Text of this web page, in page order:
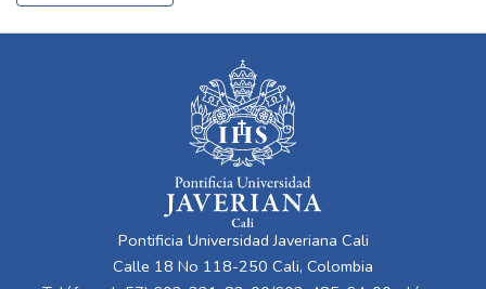
Pontificia Universidad Javeriana Cali
Calle 18 No 118-250 Cali, Colombia